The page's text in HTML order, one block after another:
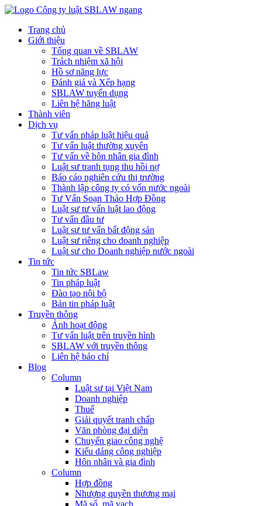
Trang chủ
Giới thiệu
Tổng quan về SBLAW
Trách nhiệm xã hội
Hồ sơ năng lực
Đánh giá và Xếp hạng
SBLAW tuyển dụng
Liên hệ hãng luật
Thành viên
Dịch vụ
Tư vấn pháp luật hiệu quả
Tư vấn luật thường xuyên
Tư vấn về hôn nhân gia đình
Luật sư tranh tụng thu hồi nợ
Báo cáo nghiên cứu thị trường
Thành lập công ty có vốn nước ngoài
Tư Vấn Soạn Thảo Hợp Đồng
Luật sư tư vấn luật lao động
Tư vấn đầu tư
Luật sư tư vấn bất động sản
Luật sư riêng cho doanh nghiệp
Luật sư cho Doanh nghiệp nước ngoài
Tin tức
Tin tức SBLaw
Tin pháp luật
Đào tạo nội bộ
Bản tin pháp luật
Truyền thông
Ảnh hoạt động
Tư vấn luật trên truyền hình
SBLAW với truyền thông
Liên hệ báo chí
Blog
Column
Luật sư tại Việt Nam
Doanh nghiệp
Thuế
Giải quyết tranh chấp
Văn phòng đại diện
Chuyển giao công nghệ
Kiểu dáng công nghiệp
Hôn nhân và gia đình
Column
Hợp đồng
Nhượng quyền thương mại
Mã số, mã vạch